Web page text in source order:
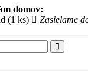
domov:
(1 ks)
Zasielame